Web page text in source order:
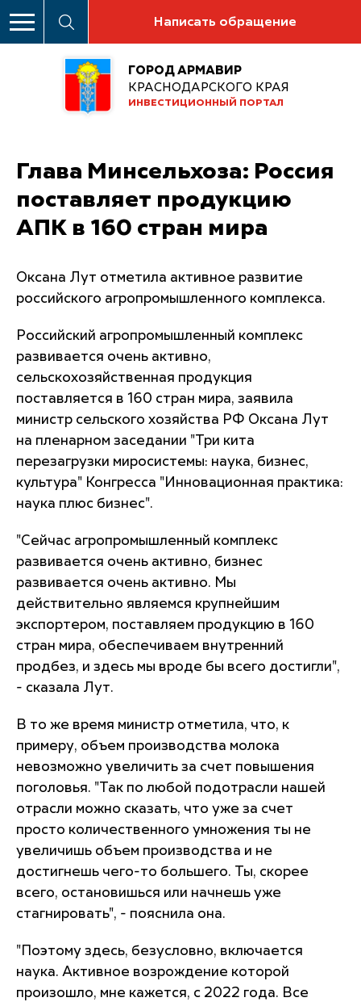
Написать обращение
ГОРОД АРМАВИР
КРАСНОДАРСКОГО КРАЯ
ИНВЕСТИЦИОННЫЙ ПОРТАЛ
Глава Минсельхоза: Россия
поставляет продукцию
АПК в 160 стран мира
Оксана Лут отметила активное развитие
российского агропромышленного комплекса.
Российский агропромышленный комплекс
развивается очень активно,
сельскохозяйственная продукция
поставляется в 160 стран мира, заявила
министр сельского хозяйства РФ Оксана Лут
на пленарном заседании "Три кита
перезагрузки миросистемы: наука, бизнес,
культура" Конгресса "Инновационная практика:
наука плюс бизнес".
"Сейчас агропромышленный комплекс
развивается очень активно, бизнес
развивается очень активно. Мы
действительно являемся крупнейшим
экспортером, поставляем продукцию в 160
стран мира, обеспечиваем внутренний
продбез, и здесь мы вроде бы всего достигли",
- сказала Лут.
В то же время министр отметила, что, к
примеру, объем производства молока
невозможно увеличить за счет повышения
поголовья. "Так по любой подотрасли нашей
отрасли можно сказать, что уже за счет
просто количественного умножения ты не
увеличишь объем производства и не
достигнешь чего-то большего. Ты, скорее
всего, остановишься или начнешь уже
стагнировать", - пояснила она.
"Поэтому здесь, безусловно, включается
наука. Активное возрождение которой
произошло, мне кажется, с 2022 года. Все